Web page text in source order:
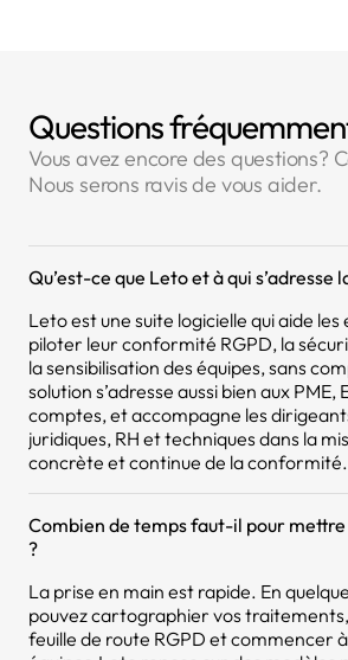
Questions
Vous avez encore des questions?
Nous serons ravis de vous aider.
Qu’est-ce que Leto et à qui s’adresse
Leto est une suite logicielle qui aide
piloter leur conformité RGPD, la
la sensibilisation des équipes, sans
solution s’adresse aussi bien aux PME,
comptes, et accompagne les
juridiques, RH et techniques dans la
concrète et continue de la conformité.
Combien de temps faut-il pour
?
La prise en main est rapide. En
pouvez cartographier vos
feuille de route RGPD et commencer